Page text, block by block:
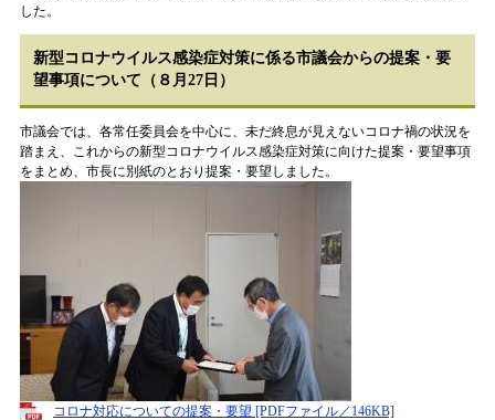
した。
新型コロナウイルス感染症対策に係る市議会からの提案・要
望事項について（８月27日）
市議会では、各常任委員会を中心に、未だ終息が見えないコロナ禍の状況を
踏まえ、これからの新型コロナウイルス感染症対策に向けた提案・要望事項
をまとめ、市長に別紙のとおり提案・要望しました。
コロナ対応についての提案・要望 [PDFファイル／146KB]